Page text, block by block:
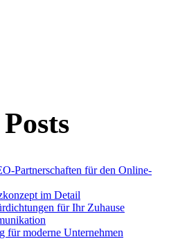
Partnerschaften für den Online-
im Detail
für Ihr Zuhause
für moderne Unternehmen